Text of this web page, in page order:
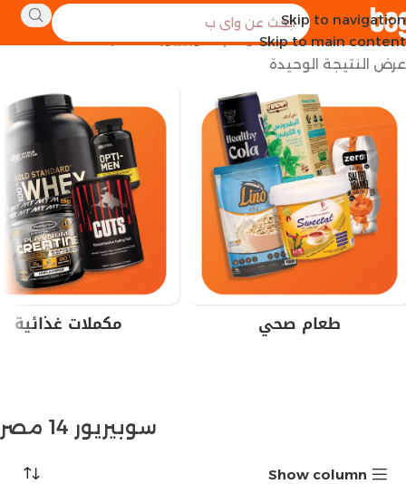
Skip to navigation
Skip to main content
الرئيسية منتجات تحت الوسم “سوبيريور 14 مصر”
عرض النتيجة الوحيدة
طعام صحي مكملات غذائية
سوبيريور 14 مصر
Show column